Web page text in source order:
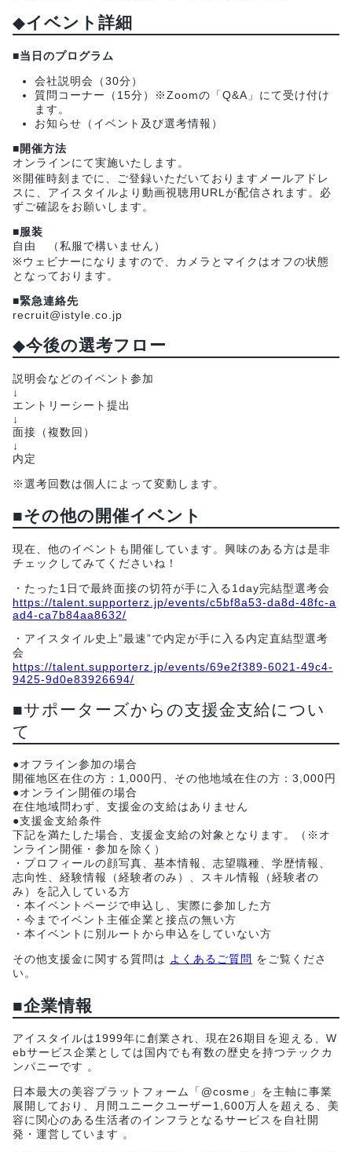
◆イベント詳細
■当日のプログラム
会社説明会（30分）
質問コーナー（15分）※Zoomの「Q&A」にて受け付け
ます。
お知らせ（イベント及び選考情報）
■開催方法
オンラインにて実施いたします。
※開催時刻までに、ご登録いただいておりますメールアドレ
スに、アイスタイルより動画視聴用URLが配信されます。必
ずご確認をお願いします。
■服装
自由 （私服で構いません）
※ウェビナーになりますので、カメラとマイクはオフの状態
となっております。
■緊急連絡先
recruit@istyle.co.jp
◆今後の選考フロー
説明会などのイベント参加
↓
エントリーシート提出
↓
面接（複数回）
↓
内定
※選考回数は個人によって変動します。
■その他の開催イベント
現在、他のイベントも開催しています。興味のある方は是非
チェックしてみてくださいね！
・たった1日で最終面接の切符が手に入る1day完結型選考会
https://talent.supporterz.jp/events/c5bf8a53-da8d-48fc-a
ad4-ca7b84aa8632/
・アイスタイル史上”最速”で内定が手に入る内定直結型選考
会
https://talent.supporterz.jp/events/69e2f389-6021-49c4-
9425-9d0e83926694/
■サポーターズからの支援金支給につい
て
●オフライン参加の場合
開催地区在住の方：1,000円、その他地域在住の方：3,000円
●オンライン開催の場合
在住地域問わず、支援金の支給はありません
●支援金支給条件
下記を満たした場合、支援金支給の対象となります。（※オ
ンライン開催・参加を除く）
・プロフィールの顔写真、基本情報、志望職種、学歴情報、
志向性、経験情報（経験者のみ）、スキル情報（経験者の
み）を記入している方
・本イベントページで申込し、実際に参加した方
・今までイベント主催企業と接点の無い方
・本イベントに別ルートから申込をしていない方
その他支援金に関する質問は よくあるご質問 をご覧くださ
い。
■企業情報
アイスタイルは1999年に創業され、現在26期目を迎える、W
ebサービス企業としては国内でも有数の歴史を持つテックカ
ンパニーです 。
日本最大の美容プラットフォーム「@cosme」を主軸に事業
展開しており、月間ユニークユーザー1,600万人を超える、美
容に関心のある生活者のインフラとなるサービスを自社開
発・運営しています 。